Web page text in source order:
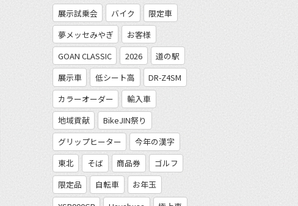
展示試乗会 バイク
限定車
夢メッセみやぎ
お客様
GOAN CLASSIC
2026
道の駅
展示車
低シート高
DR-Z4SM
カラーオーダー
輸入車
地域貢献
BikeJIN祭り
グリップヒーター
今年の漢字
東北
そば 商品券
ゴルフ
限定品
自転車
お年玉